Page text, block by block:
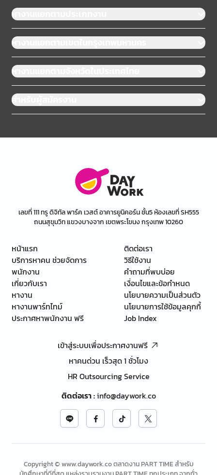
หางานแยกตามประเภทงาน
หางานแยกตามเขตในกรุงเทพมหานคร
หางานแยกตามจังหวัดในประเทศไทย
สำหรับผู้สมัครงาน
เลขที่ 111 ทรู ดิจิทัล พาร์ค เวสต์ อาคารยูนิคอร์น ชั้น5 ห้องเลขที่ SH555
ถนนสุขุมวิท แขวงบางจาก เขตพระโขนง กรุงเทพ 10260
หน้าแรก
บริการหาคน ช่วยจัดการ
พนักงาน
เกี่ยวกับเรา
หางาน
หางานพาร์ทไทม์
ประกาศหาพนักงาน ฟรี
ติดต่อเรา
วิธีใช้งาน
คำถามที่พบบ่อย
เงื่อนไขและข้อกำหนด
นโยบายความเป็นส่วนตัว
นโยบายการใช้ข้อมูลคุกกี้
Job Index
เข้าสู่ระบบเพื่อประกาศงานฟรี
หาคนด่วน เร็วสุด 1 ชั่วโมง
HR Outsourcing Service
ติดต่อเรา:info@daywork.co
Copyright © www.daywork.co ตลาดงาน PART TIME สำหรับ